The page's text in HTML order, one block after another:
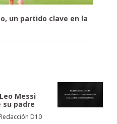
un partido clave en la
Messi
padre
D10